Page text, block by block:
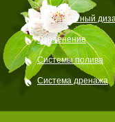
Ландшафтный
Озеленение
Системы полива
Система дренажа